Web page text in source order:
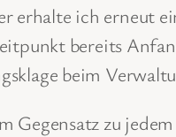
erhalte ich erneut
bereits
beim
zu